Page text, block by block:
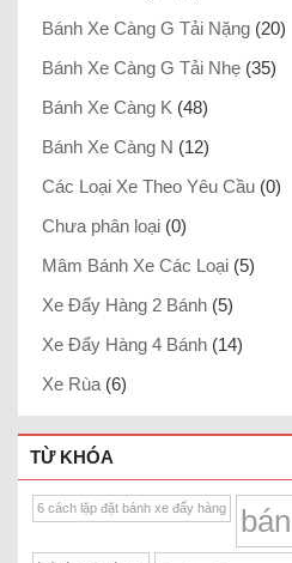
Bánh Xe Càng G Tải Nặng (20)
Bánh Xe Càng G Tải Nhẹ (35)
Bánh Xe Càng K (48)
Bánh Xe Càng N (12)
Các Loại Xe Theo Yêu Cầu (0)
Chưa phân loại (0)
Mâm Bánh Xe Các Loại (5)
Xe Đẩy Hàng 2 Bánh (5)
Xe Đẩy Hàng 4 Bánh (14)
Xe Rùa (6)
TỪ KHÓA
6 cách lặp đặt bánh xe đẩy hàng